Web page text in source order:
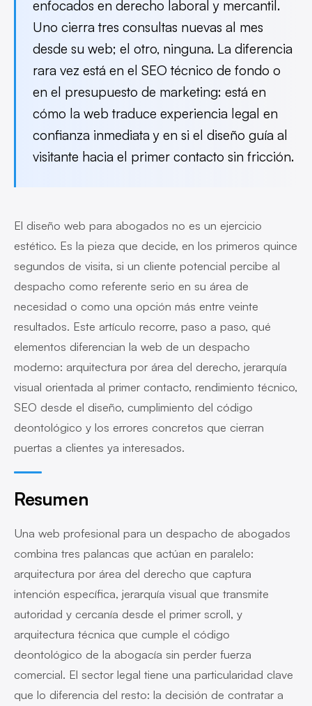
enfocados en derecho laboral y mercantil.
Uno cierra tres consultas nuevas al mes
desde su web; el otro, ninguna. La diferencia
rara vez está en el SEO técnico de fondo o
en el presupuesto de marketing: está en
cómo la web traduce experiencia legal en
confianza inmediata y en si el diseño guía al
visitante hacia el primer contacto sin fricción.
El diseño web para abogados no es un ejercicio
estético. Es la pieza que decide, en los primeros quince
segundos de visita, si un cliente potencial percibe al
despacho como referente serio en su área de
necesidad o como una opción más entre veinte
resultados. Este artículo recorre, paso a paso, qué
elementos diferencian la web de un despacho
moderno: arquitectura por área del derecho, jerarquía
visual orientada al primer contacto, rendimiento técnico,
SEO desde el diseño, cumplimiento del código
deontológico y los errores concretos que cierran
puertas a clientes ya interesados.
Resumen
Una web profesional para un despacho de abogados
combina tres palancas que actúan en paralelo:
arquitectura por área del derecho que captura
intención específica, jerarquía visual que transmite
autoridad y cercanía desde el primer scroll, y
arquitectura técnica que cumple el código
deontológico de la abogacía sin perder fuerza
comercial. El sector legal tiene una particularidad clave
que lo diferencia del resto: la decisión de contratar a